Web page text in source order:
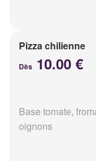
Pizza chilienne
Dès 10.00 €
Base tomate,
oignons